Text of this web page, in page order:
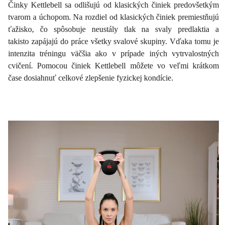
Činky Kettlebell sa odlišujú od klasických činiek predovšetkým
tvarom a úchopom. Na rozdiel od klasických činiek premiestňujú
ťažisko, čo spôsobuje neustály tlak na svaly predlaktia a
takisto zapájajú do práce všetky svalové skupiny. Vďaka tomu je
intenzita tréningu väčšia ako v prípade iných vytrvalostných
cvičení. Pomocou činiek Kettlebell môžete vo veľmi krátkom
čase dosiahnuť celkové zlepšenie fyzickej kondície.